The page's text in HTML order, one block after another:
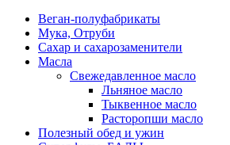
Веган-полуфабрикаты
Мука, Отруби
Сахар и сахарозаменители
Масла
Свежедавленное масло
Льняное масло
Тыквенное масло
Расторопши масло
Полезный обед и ужин